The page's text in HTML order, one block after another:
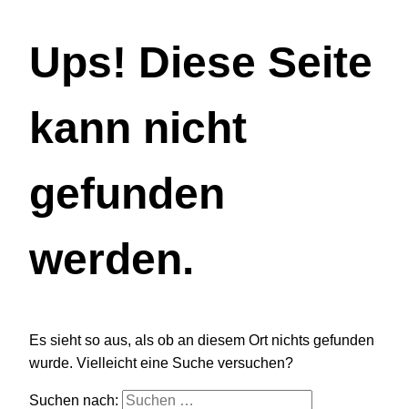
Ups! Diese Seite
kann nicht
gefunden
werden.
Es sieht so aus, als ob an diesem Ort nichts gefunden
wurde. Vielleicht eine Suche versuchen?
Suchen nach: